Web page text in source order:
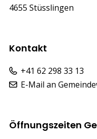
4655 Stüsslingen
Kontakt
+41 62 298 33 13
E-Mail an
Öffnungszeiten